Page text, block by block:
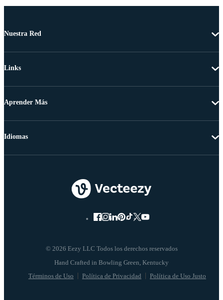
Nuestra Red
Links
Aprender Más
© 2026 Eezy LLC Todos los derechos reservados
Términos de Uso Política de Privacidad Política de Uso Justo
Idiomas